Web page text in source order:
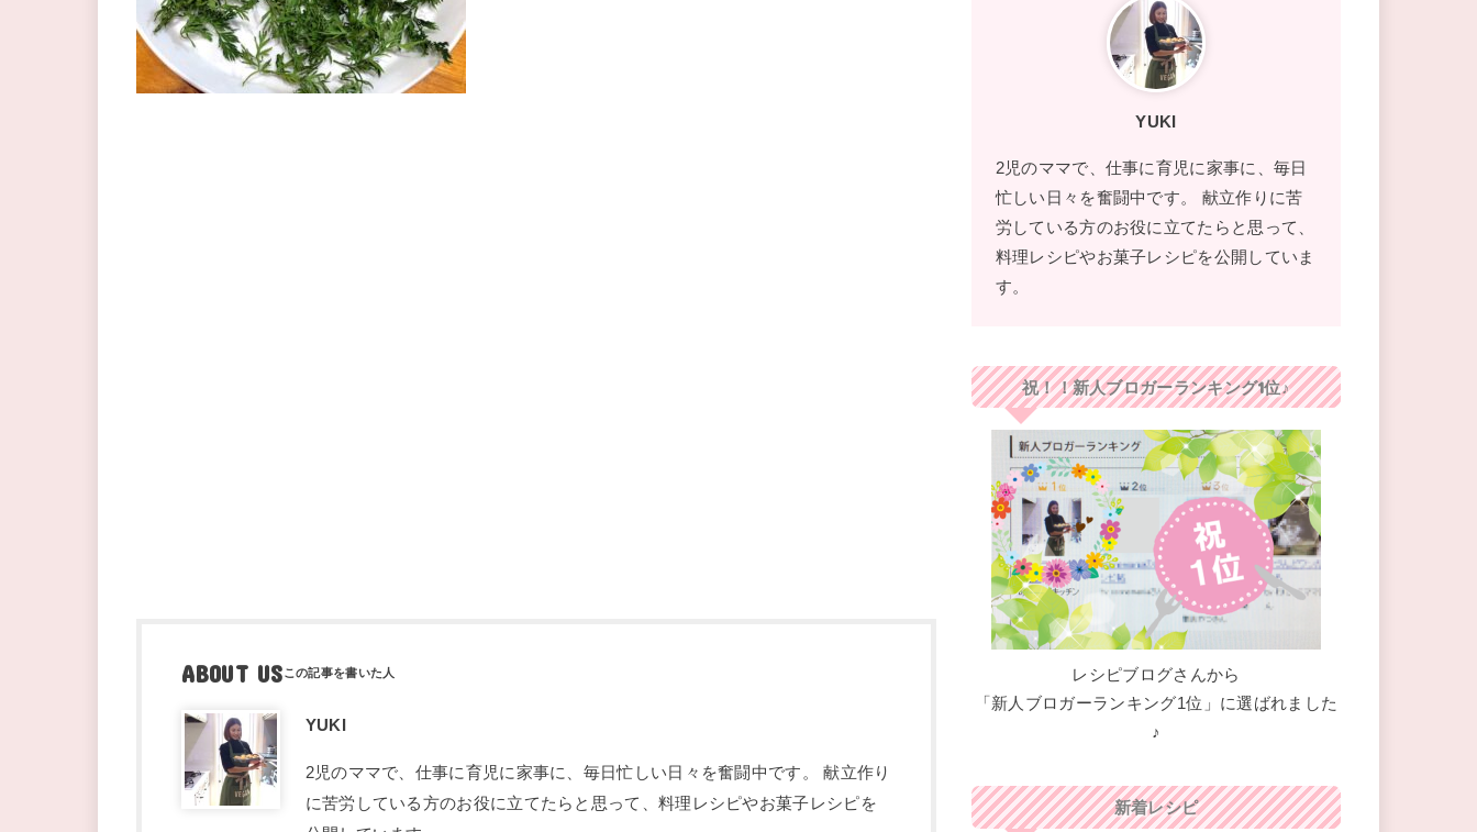
ABOUT US
YUKI
2児のママで、仕事に育児に家事に、毎日忙しい日々を奮闘中です。 献立作り
に苦労している方のお役に立てたらと思って、料理レシピやお菓子レシピを
YUKI
2児のママで、仕事に育児に家事に、毎日
忙しい日々を奮闘中です。 献立作りに苦
労している方のお役に立てたらと思って、
料理レシピやお菓子レシピを公開していま
す。
祝！！新人ブロガーランキング1位♪
レシピブログさんから
「新人ブロガーランキング1位」に選ばれました
♪
新着レシピ